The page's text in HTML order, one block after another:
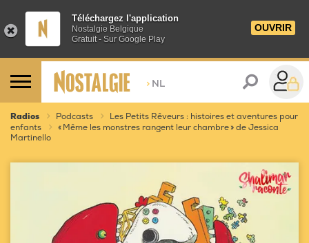
Téléchargez l'application
Nostalgie Belgique
Gratuit - Sur Google Play
OUVRIR
> NL
Radios Podcasts
Les Petits Rêveurs : histoires et aventures pour
enfants
« Même les monstres rangent leur chambre » de Jessica
Martinello